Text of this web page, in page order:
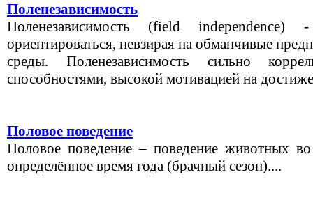
Поленезависимость
Поленезависимость (field independence)
ориентироваться, невзирая на обманчивые
среды. Поленезависимость сильно
способностями, высокой мотивацией на
Половое поведение
Половое поведение – поведение животных
определённое время года (брачный сезон)....